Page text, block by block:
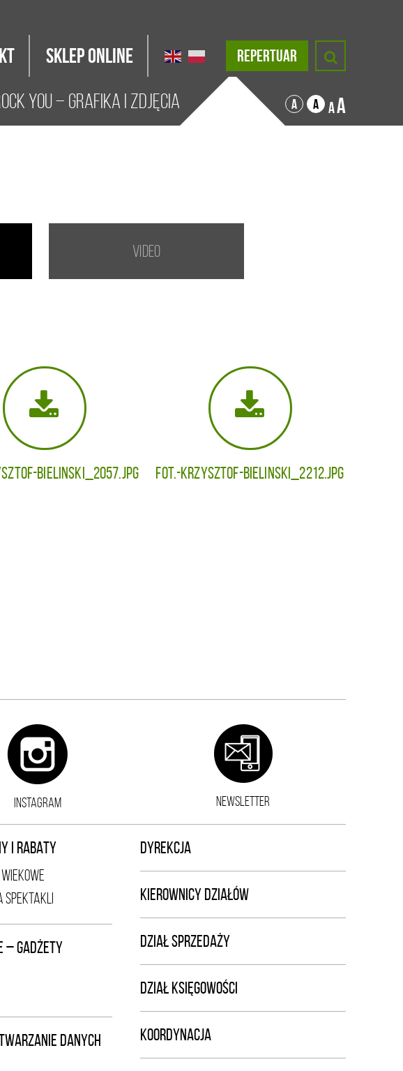
Sklep Online REPERTUAR
You – grafika i zdjęcia A A AA
Video
BIELINSKI_2057.jpg fot.-KRZYSZTOF-BIELINSKI_2212.jpg
INSTAGRAM NEWSLETTER
I RABATY
– GADŻETY
DANYCH
DYREKCJA
KIEROWNICY DZIAŁÓW
DZIAŁ SPRZEDAŻY
DZIAŁ KSIĘGOWOŚCI
KOORDYNACJA